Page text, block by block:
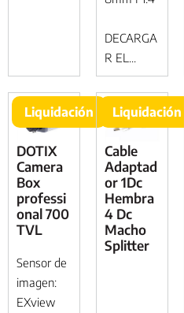
DECARGA
R EL...
DOTIX
Camera
Box
professi
onal 700
TVL
Sensor de
imagen:
EXview
Liquidación
Cable
Adaptad
or 1Dc
Hembra
4 Dc
Macho
Splitter
Liquidación